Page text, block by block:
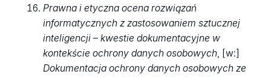
Prawna i etyczna ocena rozwiązań
informatycznych z zastosowaniem sztucznej
inteligencji – kwestie dokumentacyjne w
kontekście ochrony danych osobowych, [w:]
Dokumentacja ochrony danych osobowych ze